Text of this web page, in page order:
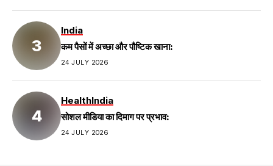
India
कम पैसों में अच्छा और पौष्टिक खाना:
24 JULY 2026
HealthIndia
सोशल मीडिया का दिमाग पर प्रभाव:
24 JULY 2026